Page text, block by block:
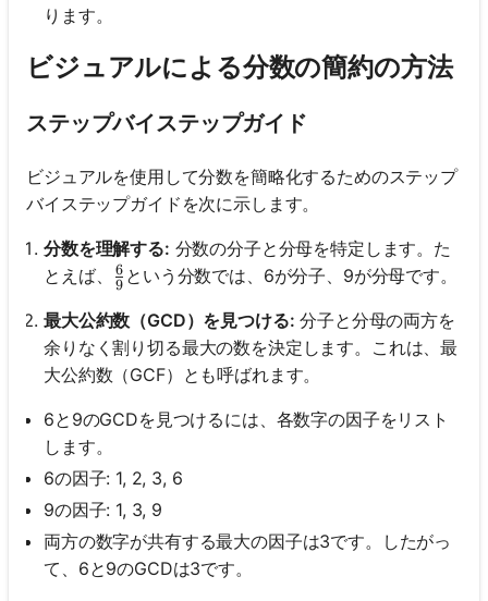
ります。
ビジュアルによる分数の簡約の方法
ステップバイステップガイド
ビジュアルを使用して分数を簡略化するためのステップ
バイステップガイドを次に示します。
分数を理解する: 分数の分子と分母を特定します。た
とえば、
\frac{6}{9}
9
6 という分数では、6が分子、9が分母です。
最大公約数（GCD）を見つける: 分子と分母の両方を
余りなく割り切る最大の数を決定します。これは、最
大公約数（GCF）とも呼ばれます。
6と9のGCDを見つけるには、各数字の因子をリスト
します。
6の因子: 1, 2, 3, 6
9の因子: 1, 3, 9
両方の数字が共有する最大の因子は3です。したがっ
て、6と9のGCDは3です。